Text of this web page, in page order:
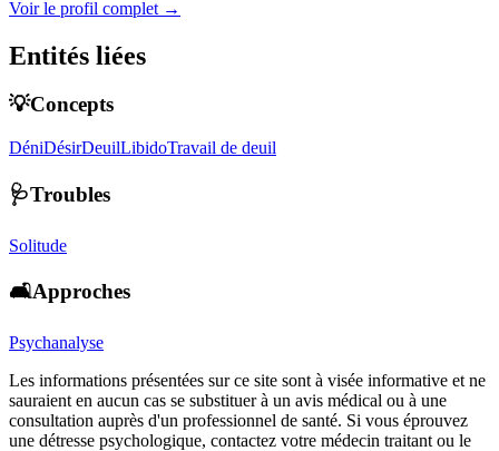
Voir le profil complet →
Entités liées
💡Concepts
DéniDésirDeuilLibidoTravail de deuil
🩺Troubles
Solitude
🛋️Approches
Psychanalyse
Les informations présentées sur ce site sont à visée informative et ne
sauraient en aucun cas se substituer à un avis médical ou à une
consultation auprès d'un professionnel de santé. Si vous éprouvez
une détresse psychologique, contactez votre médecin traitant ou le